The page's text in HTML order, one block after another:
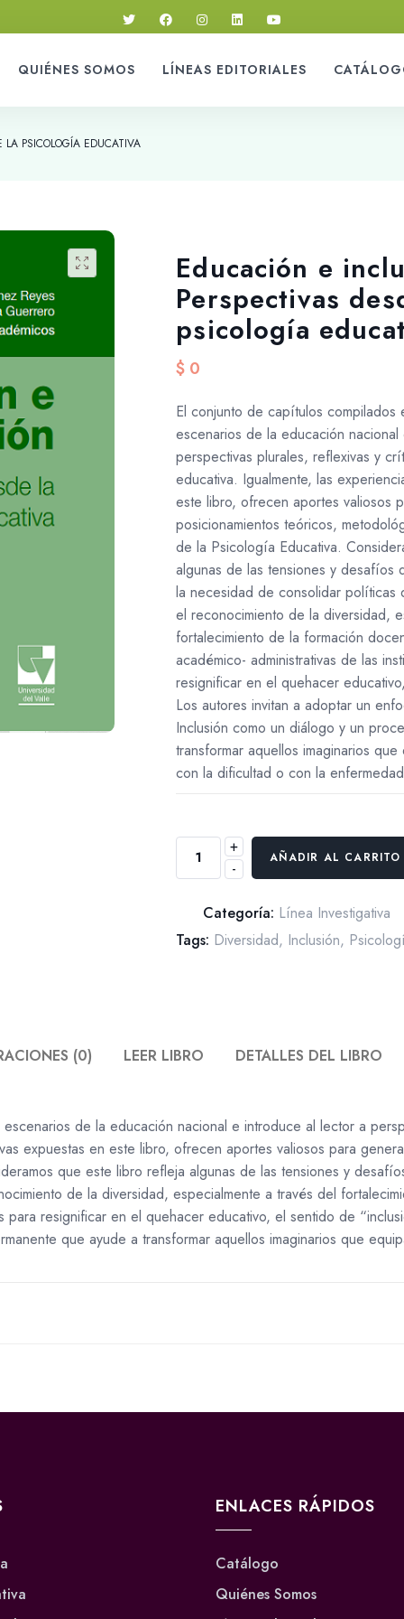
QUIÉNES SOMOS LÍNEAS EDITORIALES
PSICOLOGÍA EDUCATIVA
Educación e
Perspectivas
psicología
$ 0
El conjunto de capítulos compilados
escenarios de la educación
perspectivas plurales, reflexivas y
educativa. Igualmente, las
este libro, ofrecen aportes valiosos
posicionamientos teóricos,
de la Psicología Educativa.
algunas de las tensiones y desafíos
la necesidad de consolidar políticas
el reconocimiento de la diversidad,
fortalecimiento de la formación
académico- administrativas de las
resignificar en el quehacer
Los autores invitan a adoptar un
Inclusión como un diálogo y un
transformar aquellos imaginarios
con la dificultad o con la
-
Educación
Perspectivas
desde
+
AÑADIR AL CARRITO
Categoría: Línea Investigativa
Tags: Diversidad, Inclusión,
(0) LEER LIBRO DETALLES DEL LIBRO
de la educación nacional e introduce al lector a
expuestas en este libro, ofrecen aportes valiosos para
que este libro refleja algunas de las tensiones y
de la diversidad, especialmente a través del
para resignificar en el quehacer educativo, el sentido de
que ayude a transformar aquellos imaginarios que
ENLACES RÁPIDOS
Catálogo
Quiénes Somos